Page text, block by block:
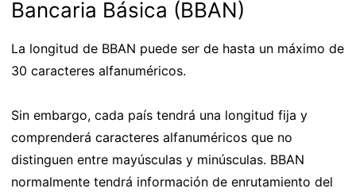
Bancaria Básica (BBAN)
La longitud de BBAN puede ser de hasta un máximo de
30 caracteres alfanuméricos.
Sin embargo, cada país tendrá una longitud fija y
comprenderá caracteres alfanuméricos que no
distinguen entre mayúsculas y minúsculas. BBAN
normalmente tendrá información de enrutamiento del